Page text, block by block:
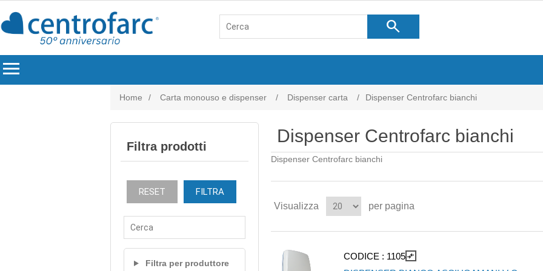
search
menu
Home / Carta monouso e dispenser / Dispenser carta / Dispenser Centrofarc bianchi
Filtra prodotti
RESET FILTRA
Filtra per produttore
Dispenser Centrofarc bianchi
Dispenser Centrofarc bianchi
Visualizza per pagina
CODICE : 1105 compare_arrows